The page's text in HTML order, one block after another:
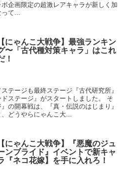
企画限定の超激レアキャラが新しく加
って...
【にゃんこ大戦争】最強ランキン
〜「古代種対策キャラ」はこれ
！
テージも最終ステージ『古代研究所』
ステージ』がスタートしました。 そ
の開幕戦は、『真・伝説のはじまり』
どうやらにゃんこ大...
【にゃんこ大戦争】『悪魔のジュ
ンブライド』イベントで新キャ
『ネコ花嫁】を手に入れろ！